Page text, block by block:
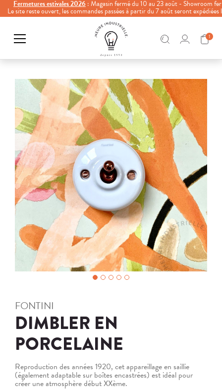
FONTINI
DIMBLER EN
PORCELAINE
Reproduction des années 1920, cet appareillage en saillie
(également adaptable sur boîtes encastrées) est idéal pour
créer une atmosphère début XXème.
Fermetures estivales 2026 : Magasin fermé du 10 au 23 août - Showroom
Le site reste ouvert, les commandes passées à partir du 7 août seront
1